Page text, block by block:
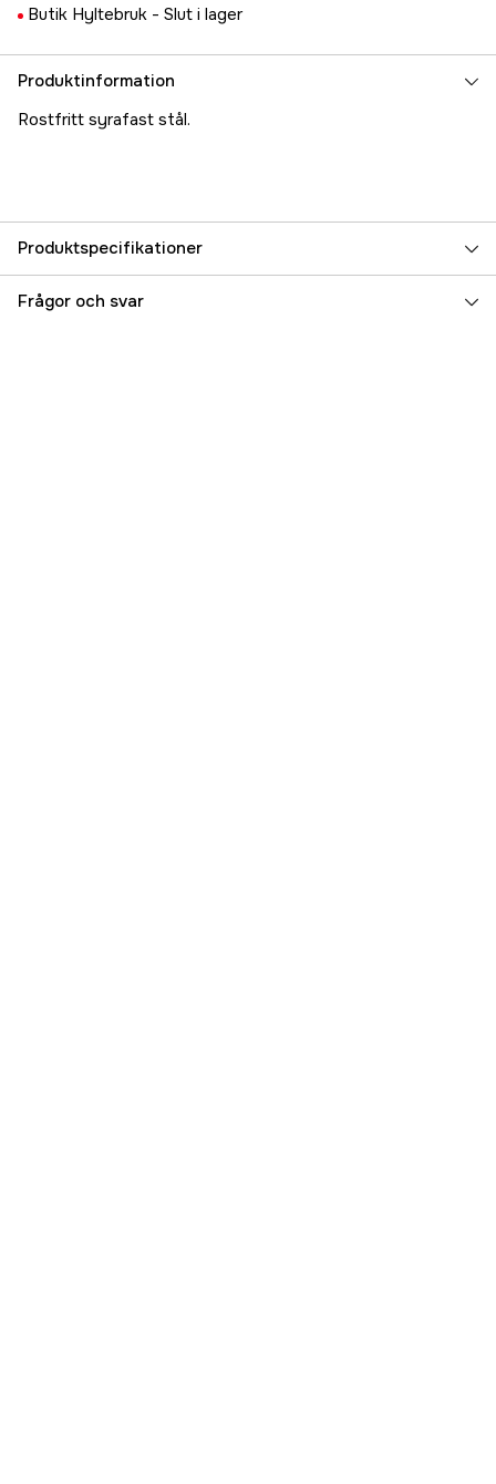
Butik Hyltebruk - Slut i lager
Produktinformation
Rostfritt syrafast stål.
Produktspecifikationer
Referensnummer 5000025913
Frågor och svar